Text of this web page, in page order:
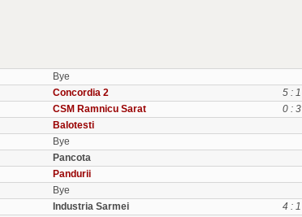
Bye
Concordia 2
5 : 1
CSM Ramnicu Sarat
0 : 3
Balotesti
Bye
Pancota
Pandurii
Bye
Industria Sarmei
4 : 1